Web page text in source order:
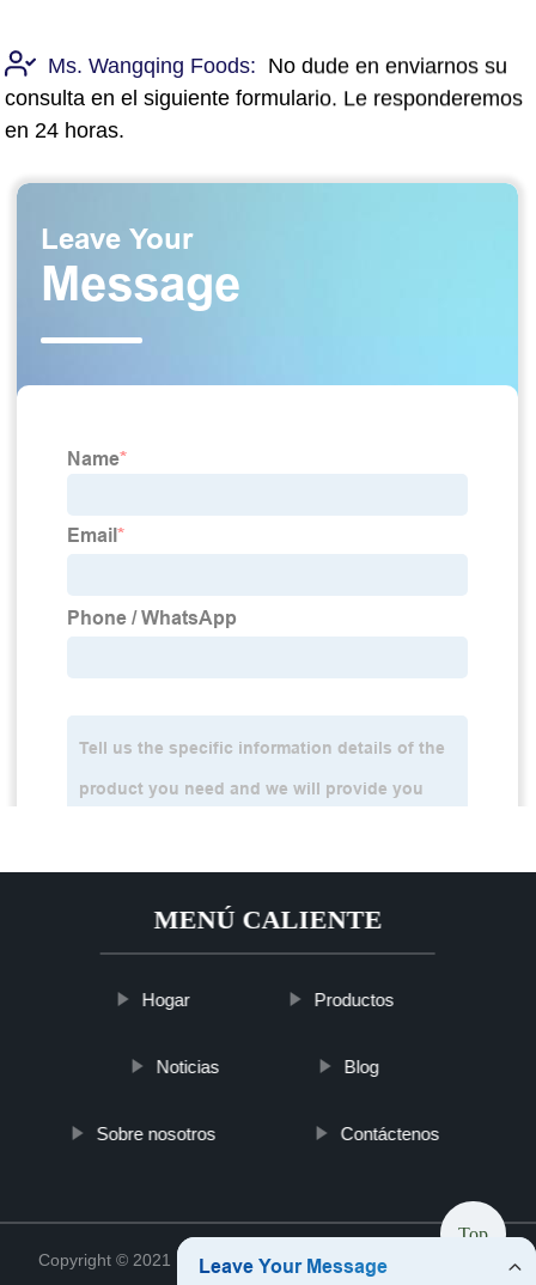
Ms. Wangqing Foods: No dude en enviarnos su
consulta en el siguiente formulario. Le responderemos
en 24 horas.
MENÚ CALIENTE
Hogar Productos
Noticias Blog
Sobre nosotros Contáctenos
Copyright © 2021 Hebei Btcellshop Battery Co., Ltd.
Top